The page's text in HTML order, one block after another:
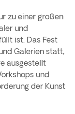
zu einer großen
und
ist. Das Fest
Galerien statt,
ausgestellt
und
der Kunst